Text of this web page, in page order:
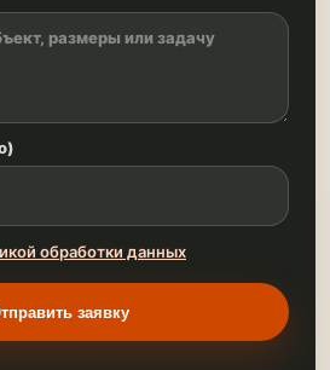
обработки данных
заявку